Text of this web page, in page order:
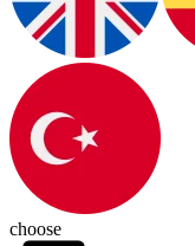
choose